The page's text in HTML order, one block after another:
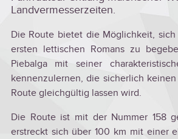
Landvermesserzeiten.
Die Route bietet die Möglichkeit,
ersten lettischen Romans zu
Piebalga mit seiner
kennenzulernen, die sicherlich
Route gleichgültig lassen wird.
Die Route ist mit der Nummer 158
erstreckt sich über 100 km mit einer